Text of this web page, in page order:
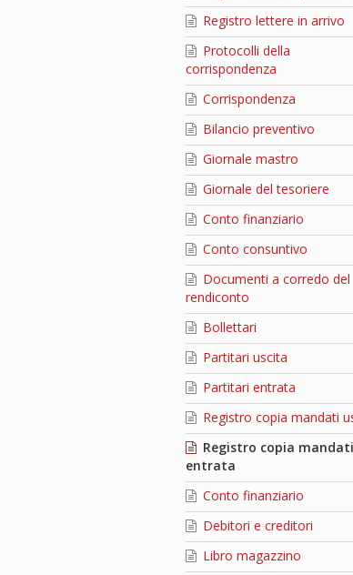
Registro lettere in arrivo
Protocolli della
corrispondenza
Corrispondenza
Bilancio preventivo
Giornale mastro
Giornale del tesoriere
Conto finanziario
Conto consuntivo
Documenti a corredo del
rendiconto
Bollettari
Partitari uscita
Partitari entrata
Registro copia mandati
Registro copia mandati
entrata
Conto finanziario
Debitori e creditori
Libro magazzino